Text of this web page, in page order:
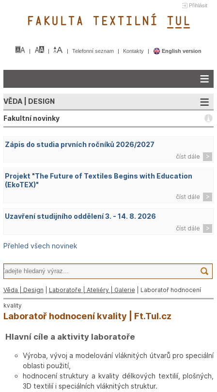
Přihlásit
FAKULTA TEXTILNÍ TUL&
Telefonní seznam Kontakty English version
VĚDA | DESIGN
Fakultní novinky
Zápis do studia prvních ročníků 2026/2027
číst dále
Projekt "The Future of Textiles Begins with Education
(EkoTEX)"
číst dále
Uzavření studijního oddělení 3. - 14. 8. 2026
číst dále
Přehled všech novinek
Věda | Design Laboratoře | Ateliéry | Galerie | Laboratoř hodnocení
kvality
Laboratoř hodnocení kvality | Ft.Tul.cz
Hlavní cíle a aktivity laboratoře
Výroba, vývoj a modelování vláknitých útvarů pro speciální
oblasti použití,
hodnocení struktury a kvality délkových textilií, plošných,
3D textilií i speciálních vláknitých struktur.